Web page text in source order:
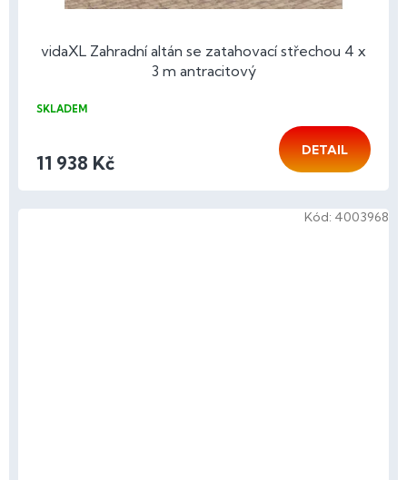
vidaXL Zahradní altán se zatahovací střechou 4 x
3 m antracitový
SKLADEM
11 938 Kč
DETAIL
Kód: 4003968